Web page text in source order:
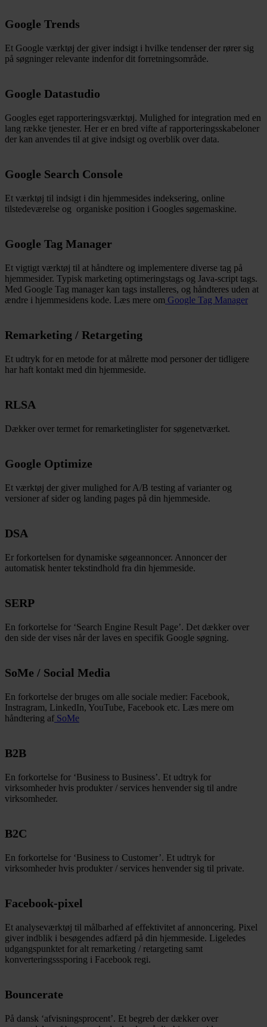
Google Trends
Et Google værktøj der giver indsigt i hvilke tendenser der rører sig
på søgninger relevante indenfor dit forretningsområde.
Google Datastudio
Googles eget rapporteringsværktøj. Mulighed for integration med en
lang række tjenester. Her er en bred vifte af rapporteringsskabeloner
der kan anvendes til at give indsigt og overblik over data.
Google Search Console
Et værktøj til indsigt i din hjemmesides indeksering, online
tilstedeværelse og organiske position i Googles søgemaskine.
Google Tag Manager
Et vigtigt værktøj til at håndtere og implementere diverse tag på
hjemmesider. Typisk marketing optimeringstags og Java-script tags.
Med Google Tag manager kan tags installeres, og håndteres uden at
ændre i hjemmesidens kode. Læs mere om Google Tag Manager
Remarketing / Retargeting
Et udtryk for en metode for at målrette mod personer der tidligere
har haft kontakt med din hjemmeside.
RLSA
Dækker over termet for remarketinglister for søgenetværket.
Google Optimize
Et værktøj der giver mulighed for A/B testing af varianter og
versioner af sider og landing pages på din hjemmeside.
DSA
Er forkortelsen for dynamiske søgeannoncer. Annoncer der
automatisk henter tekstindhold fra din hjemmeside.
SERP
En forkortelse for ‘Search Engine Result Page’. Det dækker over
den side der vises når der laves en specifik Google søgning.
SoMe / Social Media
En forkortelse der bruges om alle sociale medier: Facebook,
Instragram, LinkedIn, YouTube, Facebook etc. Læs mere om
håndtering af SoMe
B2B
En forkortelse for ‘Business to Business’. Et udtryk for
virksomheder hvis produkter / services henvender sig til andre
virksomheder.
B2C
En forkortelse for ‘Business to Customer’. Et udtryk for
virksomheder hvis produkter / services henvender sig til private.
Facebook-pixel
Et analyseværktøj til målbarhed af effektivitet af annoncering. Pixel
giver indblik i besøgendes adfærd på din hjemmeside. Ligeledes
udgangspunktet for alt remarketing / retargeting samt
konverteringsssporing i Facebook regi.
Bouncerate
På dansk ‘afvisningsprocent’. Et begreb der dækker over